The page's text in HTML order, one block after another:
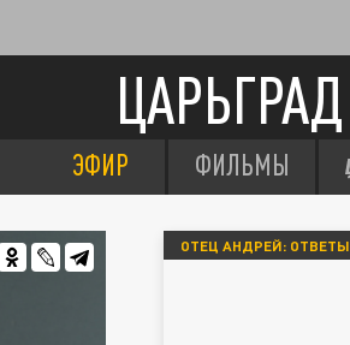
ЦАРЬГРАД
ЭФИР ФИЛЬМЫ
ОТЕЦ АНДРЕЙ: ОТВЕТЫ